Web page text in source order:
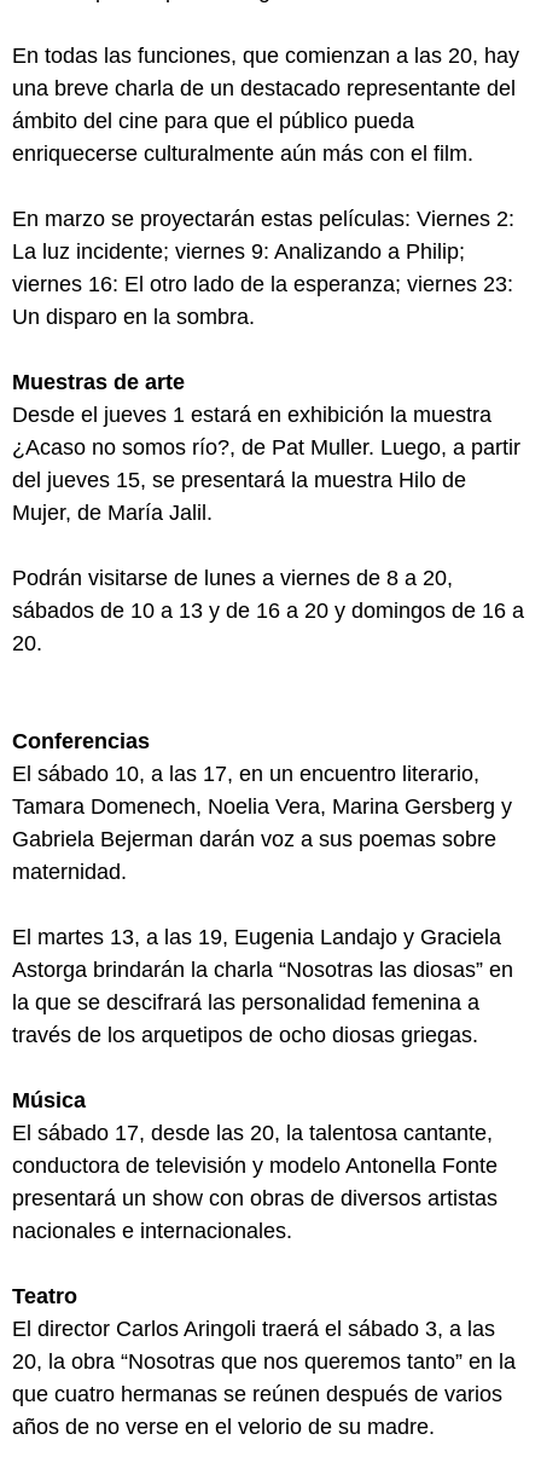
En todas las funciones, que comienzan a las 20, hay
una breve charla de un destacado representante del
ámbito del cine para que el público pueda
enriquecerse culturalmente aún más con el film.
En marzo se proyectarán estas películas: Viernes 2:
La luz incidente; viernes 9: Analizando a Philip;
viernes 16: El otro lado de la esperanza; viernes 23:
Un disparo en la sombra.
Muestras de arte
Desde el jueves 1 estará en exhibición la muestra
¿Acaso no somos río?, de Pat Muller. Luego, a partir
del jueves 15, se presentará la muestra Hilo de
Mujer, de María Jalil.
Podrán visitarse de lunes a viernes de 8 a 20,
sábados de 10 a 13 y de 16 a 20 y domingos de 16 a
20.
Conferencias
El sábado 10, a las 17, en un encuentro literario,
Tamara Domenech, Noelia Vera, Marina Gersberg y
Gabriela Bejerman darán voz a sus poemas sobre
maternidad.
El martes 13, a las 19, Eugenia Landajo y Graciela
Astorga brindarán la charla “Nosotras las diosas” en
la que se descifrará las personalidad femenina a
través de los arquetipos de ocho diosas griegas.
Música
El sábado 17, desde las 20, la talentosa cantante,
conductora de televisión y modelo Antonella Fonte
presentará un show con obras de diversos artistas
nacionales e internacionales.
Teatro
El director Carlos Aringoli traerá el sábado 3, a las
20, la obra “Nosotras que nos queremos tanto” en la
que cuatro hermanas se reúnen después de varios
años de no verse en el velorio de su madre.